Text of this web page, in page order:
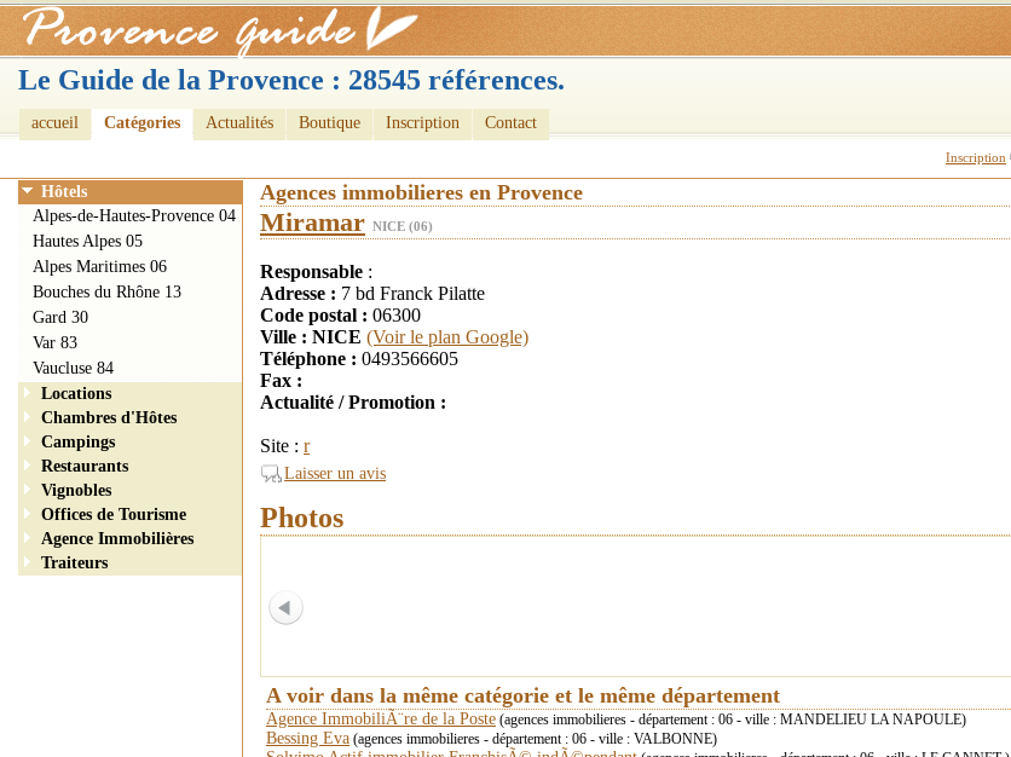
Le Guide de la Provence : 28545 références.
accueil Catégories Actualités Boutique Inscription Contact
Inscription
Agences immobilieres en Provence
Miramar NICE (06)
Responsable :
Adresse : 7 bd Franck Pilatte
Code postal : 06300
Ville : NICE (Voir le plan Google)
Téléphone : 0493566605
Fax :
Actualité / Promotion :
Site : r
Laisser un avis
Photos
A voir dans la même catégorie et le même département
Agence ImmobiliÃ¨re de la Poste (agences immobilieres - département : 06 - ville : MANDELIEU LA NAPOULE)
Bessing Eva (agences immobilieres - département : 06 - ville : VALBONNE)
Hôtels
Alpes-de-Hautes-Provence 04
Hautes Alpes 05
Alpes Maritimes 06
Bouches du Rhône 13
Gard 30
Var 83
Vaucluse 84
Locations
Chambres d'Hôtes
Campings
Restaurants
Vignobles
Offices de Tourisme
Agence Immobilières
Traiteurs